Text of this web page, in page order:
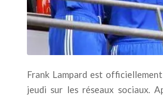
Frank Lampard est
jeudi sur les réseaux sociaux.